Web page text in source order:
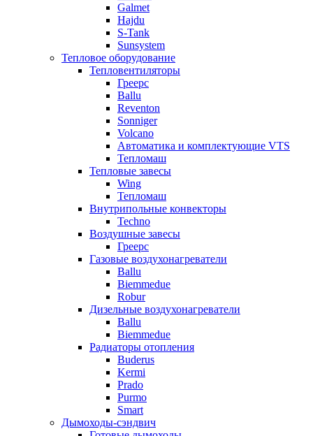
Galmet
Hajdu
S-Tank
Sunsystem
Тепловое оборудование
Тепловентиляторы
Греерс
Ballu
Reventon
Sonniger
Volcano
Автоматика и комплектующие VTS
Тепломаш
Тепловые завесы
Wing
Тепломаш
Внутрипольные конвекторы
Techno
Воздушные завесы
Греерс
Газовые воздухонагреватели
Ballu
Biemmedue
Robur
Дизельные воздухонагреватели
Ballu
Biemmedue
Радиаторы отопления
Buderus
Kermi
Prado
Purmo
Smart
Дымоходы-сэндвич